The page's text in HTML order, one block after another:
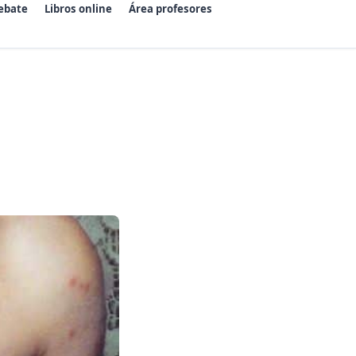
Libros online Área profesores